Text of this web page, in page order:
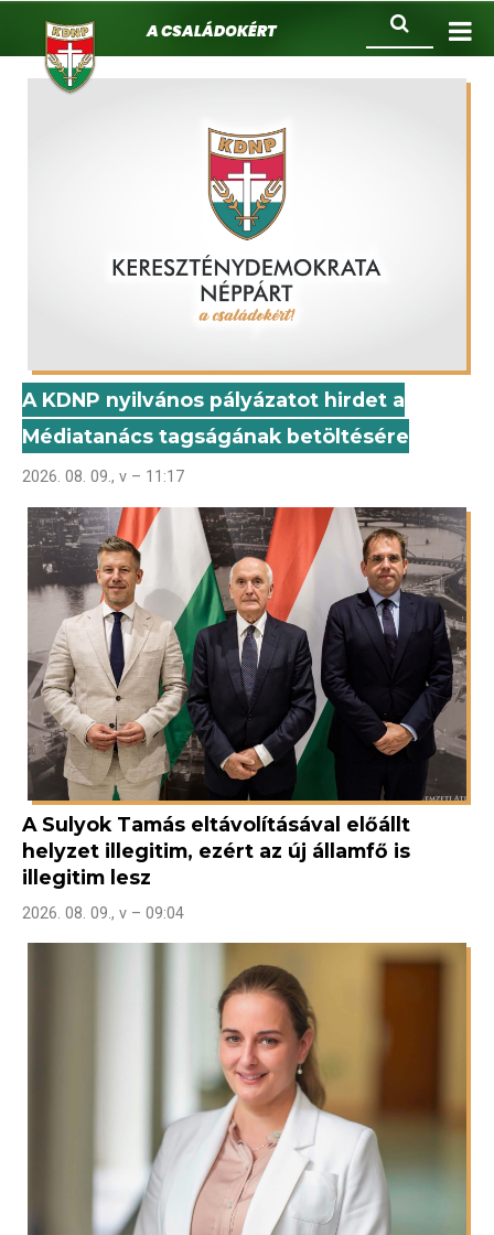
tartalomra
KDNPA családokért.
A KDNP nyilvános pályázatot hirdet a
Médiatanács tagságának betöltésére
2026. 08. 09., v – 11:17
A Sulyok Tamás eltávolításával előállt
helyzet illegitim, ezért az új államfő is
illegitim lesz
2026. 08. 09., v – 09:04